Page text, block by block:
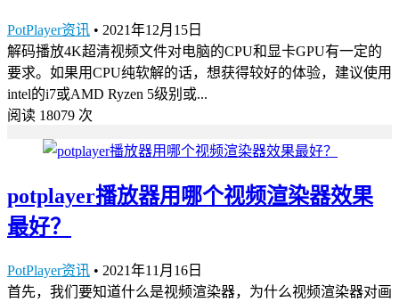
PotPlayer资讯 • 2021年12月15日
解码播放4K超清视频文件对电脑的CPU和显卡GPU有一定的
要求。如果用CPU纯软解的话，想获得较好的体验，建议使用
intel的i7或AMD Ryzen 5级别或...
阅读 18079 次
potplayer播放器用哪个视频渲染器效果
最好？
PotPlayer资讯 • 2021年11月16日
首先，我们要知道什么是视频渲染器，为什么视频渲染器对画